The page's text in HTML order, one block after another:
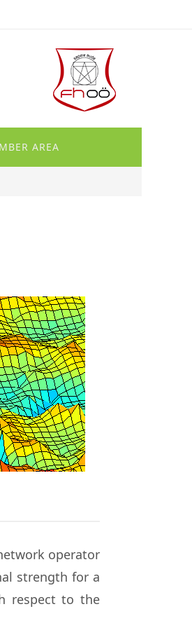
AREA
operator
strength for a
respect to the